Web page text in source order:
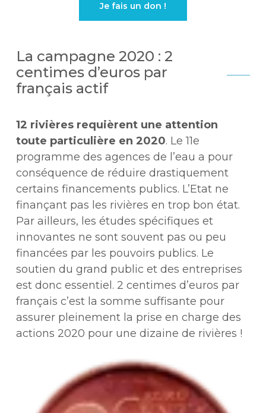
Je fais un don !
La campagne 2020 : 2
centimes d’euros par
français actif
12 rivières requièrent une attention
toute particulière en 2020. Le 11e
programme des agences de l’eau a pour
conséquence de réduire drastiquement
certains financements publics. L’Etat ne
finançant pas les rivières en trop bon état.
Par ailleurs, les études spécifiques et
innovantes ne sont souvent pas ou peu
financées par les pouvoirs publics. Le
soutien du grand public et des entreprises
est donc essentiel. 2 centimes d’euros par
français c’est la somme suffisante pour
assurer pleinement la prise en charge des
actions 2020 pour une dizaine de rivières !